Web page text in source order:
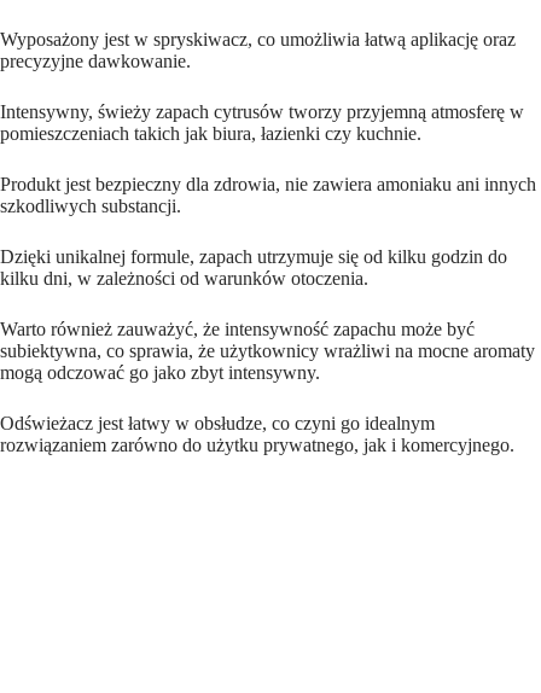
Wyposażony jest w spryskiwacz, co umożliwia łatwą aplikację oraz
precyzyjne dawkowanie.
Intensywny, świeży zapach cytrusów tworzy przyjemną atmosferę w
pomieszczeniach takich jak biura, łazienki czy kuchnie.
Produkt jest bezpieczny dla zdrowia, nie zawiera amoniaku ani innych
szkodliwych substancji.
Dzięki unikalnej formule, zapach utrzymuje się od kilku godzin do
kilku dni, w zależności od warunków otoczenia.
Warto również zauważyć, że intensywność zapachu może być
subiektywna, co sprawia, że użytkownicy wrażliwi na mocne aromaty
mogą odczować go jako zbyt intensywny.
Odświeżacz jest łatwy w obsłudze, co czyni go idealnym
rozwiązaniem zarówno do użytku prywatnego, jak i komercyjnego.